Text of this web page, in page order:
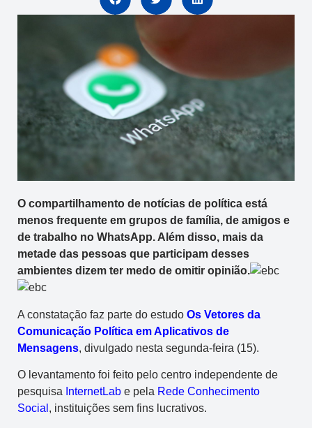
O compartilhamento de notícias de política está
menos frequente em grupos de família, de amigos e
de trabalho no WhatsApp. Além disso, mais da
metade das pessoas que participam desses
ambientes dizem ter medo de omitir opinião.
A constatação faz parte do estudo Os Vetores da
Comunicação Política em Aplicativos de
Mensagens, divulgado nesta segunda-feira (15).
O levantamento foi feito pelo centro independente de
pesquisa InternetLab e pela Rede Conhecimento
Social , instituições sem fins lucrativos.